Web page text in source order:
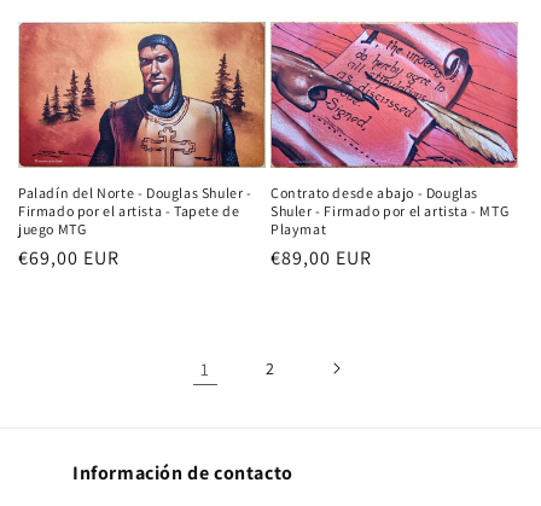
Paladín del Norte - Douglas Shuler -
Firmado por el artista - Tapete de
juego MTG
Precio
€69,00 EUR
Contrato desde abajo - Douglas
Shuler - Firmado por el artista - MTG
Playmat
Precio
€89,00 EUR
1 2
Información de contacto